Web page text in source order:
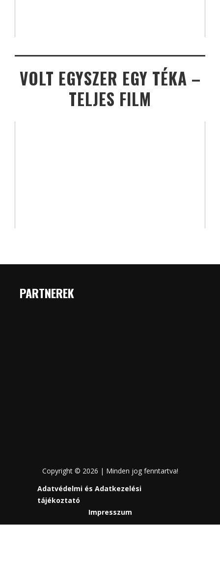
VOLT EGYSZER EGY TÉKA –
TELJES FILM
PARTNEREK
Copyright © 2026 | Minden jog fenntartva!
Adatvédelmi és Adatkezelési
tájékoztató
Impresszum